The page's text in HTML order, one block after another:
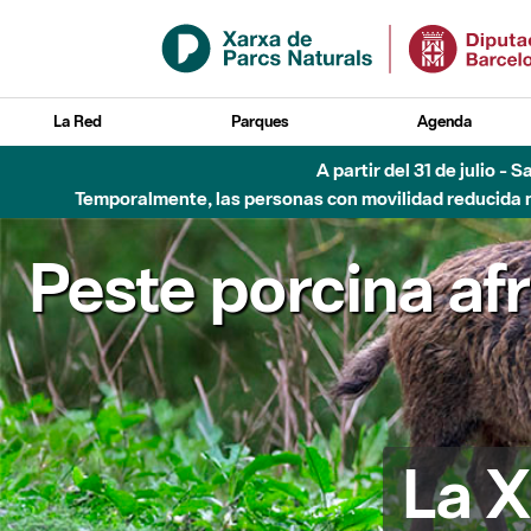
Saltar al contenido principal
La Red Parques Agenda
Hasta diciembre de 2026 - Parque Fluvial
Peste porcina
La